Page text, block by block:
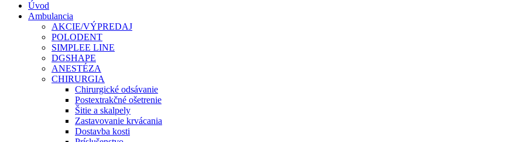
Úvod
Ambulancia
AKCIE/VÝPREDAJ
POLODENT
SIMPLEE LINE
DGSHAPE
ANESTÉZA
CHIRURGIA
Chirurgické odsávanie
Postextrakčné ošetrenie
Šitie a skalpely
Zastavovanie krvácania
Dostavba kosti